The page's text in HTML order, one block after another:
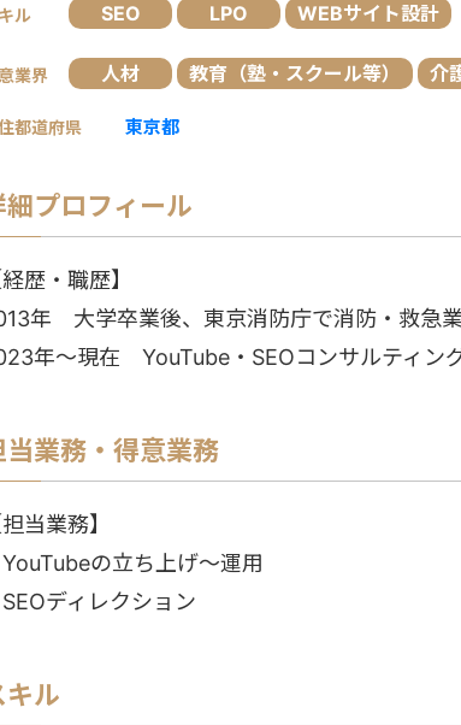
ル SEO LPO WEBサイト設計
業界 人材 教育（塾・スクール等） 介
都道府県 東京都
細プロフィール
歴・職歴】
年 大学卒業後、東京消防庁で消防・救急業
年〜現在 YouTube・SEOコンサルティン
当業務・得意業務
当業務】
の立ち上げ〜運用
ディレクション
キル